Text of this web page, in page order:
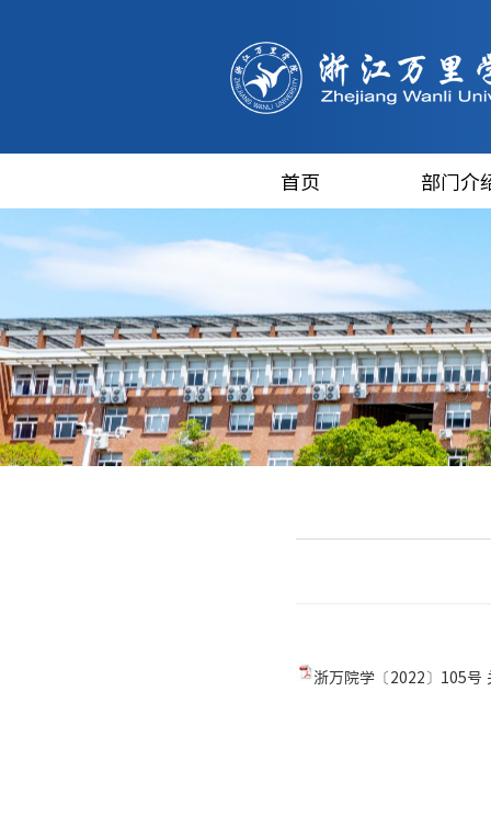
首页 部门介
浙万院学〔2022〕105号